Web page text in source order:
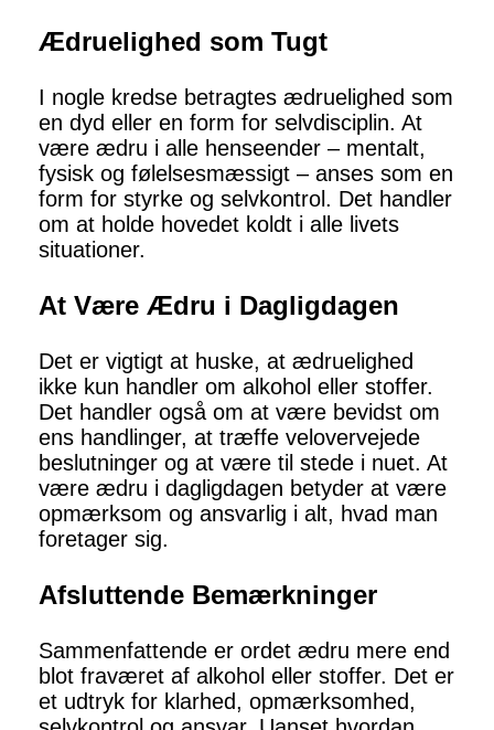
Ædruelighed som Tugt
I nogle kredse betragtes ædruelighed som
en dyd eller en form for selvdisciplin. At
være ædru i alle henseender – mentalt,
fysisk og følelsesmæssigt – anses som en
form for styrke og selvkontrol. Det handler
om at holde hovedet koldt i alle livets
situationer.
At Være Ædru i Dagligdagen
Det er vigtigt at huske, at ædruelighed
ikke kun handler om alkohol eller stoffer.
Det handler også om at være bevidst om
ens handlinger, at træffe velovervejede
beslutninger og at være til stede i nuet. At
være ædru i dagligdagen betyder at være
opmærksom og ansvarlig i alt, hvad man
foretager sig.
Afsluttende Bemærkninger
Sammenfattende er ordet ædru mere end
blot fraværet af alkohol eller stoffer. Det er
et udtryk for klarhed, opmærksomhed,